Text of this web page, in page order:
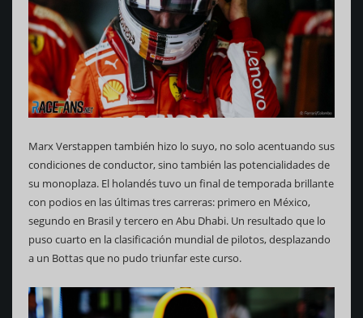
Marx Verstappen también hizo lo suyo, no solo acentuando sus
condiciones de conductor, sino también las potencialidades de
su monoplaza. El holandés tuvo un final de temporada brillante
con podios en las últimas tres carreras: primero en México,
segundo en Brasil y tercero en Abu Dhabi. Un resultado que lo
puso cuarto en la clasificación mundial de pilotos, desplazando
a un Bottas que no pudo triunfar este curso.